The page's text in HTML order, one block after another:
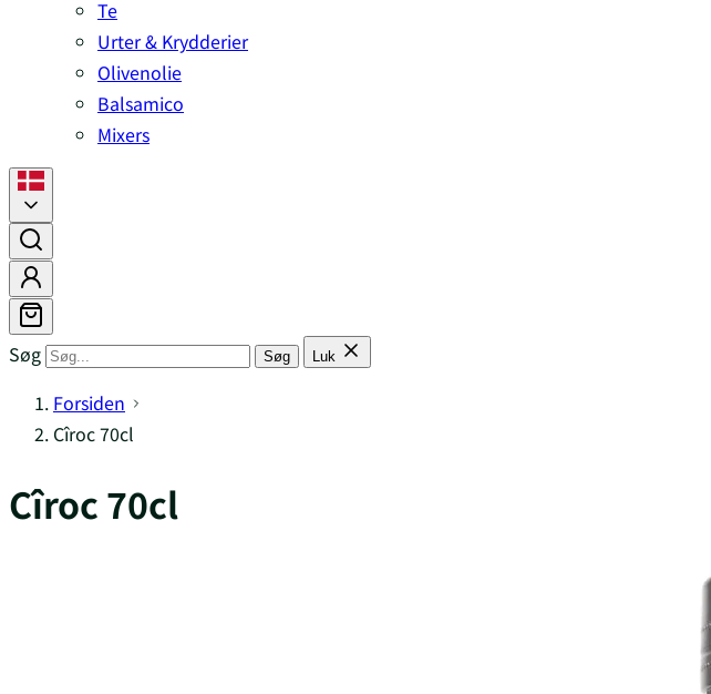
Te
Urter & Krydderier
Olivenolie
Balsamico
Mixers
Søg Søg Luk
Forsiden
Cîroc 70cl
Cîroc 70cl